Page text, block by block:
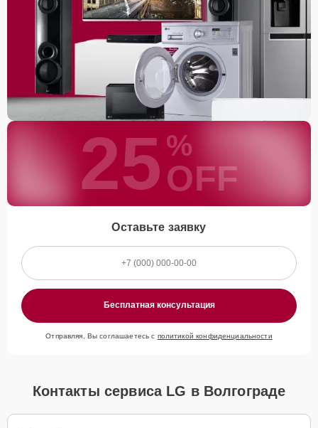
25 %
OFF
Оставьте заявку
Бесплатная консультация
Отправляя, Вы соглашаетесь с политикой конфиденциальности
Контакты сервиса LG в Волгограде